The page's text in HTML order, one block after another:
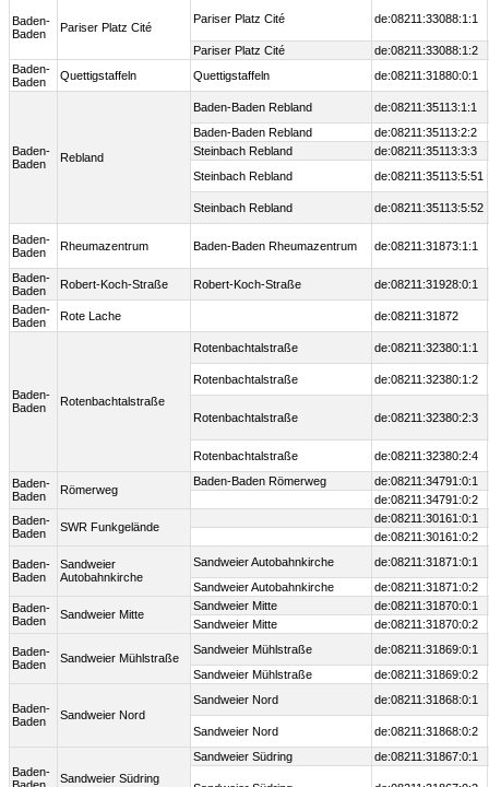
Baden-
Baden
Pariser Platz Cité
Pariser Platz Cité de:08211:33088:1:1
Pariser Platz Cité
de:08211:33088:1:2
Baden-
Baden
Quettigstaffeln Quettigstaffeln de:08211:31880:0:1
Baden-
Baden
Rebland
Baden-Baden Rebland
de:08211:35113:1:1
Baden-Baden Rebland
de:08211:35113:2:2
Steinbach Rebland
de:08211:35113:3:3
Steinbach Rebland
de:08211:35113:5:51
Steinbach Rebland de:08211:35113:5:52
Baden-
Baden
Rheumazentrum Baden-Baden Rheumazentrum de:08211:31873:1:1
Baden-
Baden
Robert-Koch-Straße Robert-Koch-Straße
de:08211:31928:0:1
Baden-
Baden
Rote Lache de:08211:31872
Baden-
Baden
Rotenbachtalstraße
Rotenbachtalstraße de:08211:32380:1:1
Rotenbachtalstraße de:08211:32380:1:2
Rotenbachtalstraße de:08211:32380:2:3
Rotenbachtalstraße de:08211:32380:2:4
Baden-
Baden
Römerweg
Baden-Baden Römerweg
de:08211:34791:0:1
de:08211:34791:0:2
Baden-
Baden
SWR Funkgelände
de:08211:30161:0:1
de:08211:30161:0:2
Baden-
Baden
Sandweier
Autobahnkirche
Sandweier Autobahnkirche
de:08211:31871:0:1
Sandweier Autobahnkirche
de:08211:31871:0:2
Baden-
Baden
Sandweier Mitte
Sandweier Mitte
de:08211:31870:0:1
Sandweier Mitte
de:08211:31870:0:2
Baden-
Baden
Sandweier Mühlstraße
Sandweier Mühlstraße
de:08211:31869:0:1
Sandweier Mühlstraße
de:08211:31869:0:2
Baden-
Baden
Sandweier Nord
Sandweier Nord de:08211:31868:0:1
Sandweier Nord de:08211:31868:0:2
Baden-
Sandweier Südring
Sandweier Südring de:08211:31867:0:1